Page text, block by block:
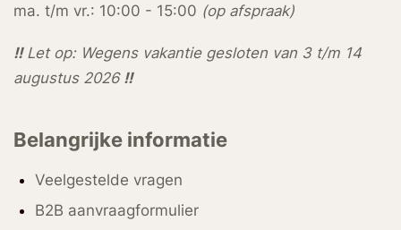
ma. t/m vr.: 10:00 - 15:00 (op afspraak)
!!Let op: Wegens vakantie gesloten van 3 t/m 14
augustus 2026 !!
Belangrijke informatie
Veelgestelde vragen
B2B aanvraagformulier